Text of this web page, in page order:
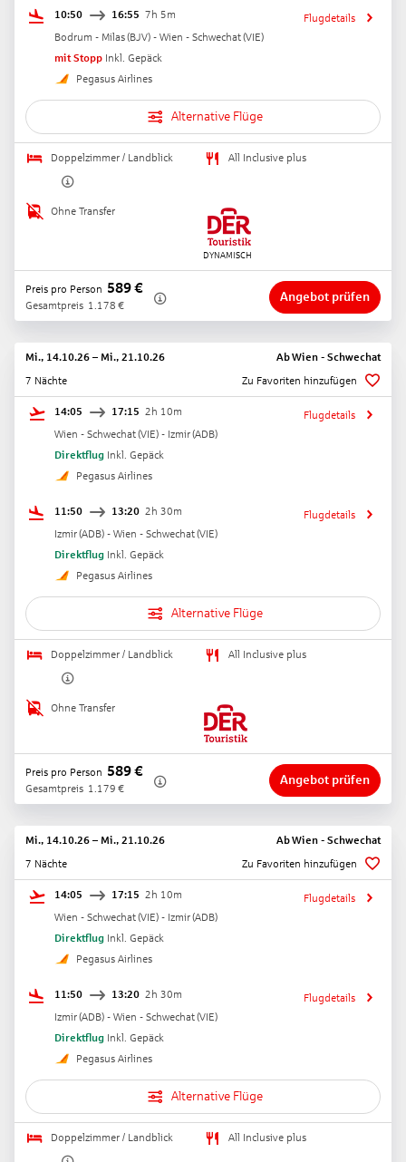
10:50 16:55 7h 5m
Bodrum - Milas(BJV) - Wien - Schwechat(VIE)
mit Stopp Inkl. Gepäck
Pegasus Airlines
Flugdetails
Alternative Flüge
Doppelzimmer / Landblick All Inclusive plus
Ohne Transfer
Preis pro Person 589€
Gesamtpreis 1.178 €
Angebot prüfen
Mi., 14.10.26 – Mi., 21.10.26 AbWien - Schwechat
7 Nächte
Zu Favoriten hinzufügen
14:05 17:15 2h 10m
Wien - Schwechat(VIE) - Izmir(ADB)
Direktflug Inkl. Gepäck
Pegasus Airlines
Flugdetails
11:50 13:20 2h 30m
Izmir(ADB) - Wien - Schwechat(VIE)
Direktflug Inkl. Gepäck
Pegasus Airlines
Flugdetails
Alternative Flüge
Doppelzimmer / Landblick All Inclusive plus
Ohne Transfer
Preis pro Person 589€
Gesamtpreis 1.179 €
Angebot prüfen
Mi., 14.10.26 – Mi., 21.10.26 AbWien - Schwechat
7 Nächte
Zu Favoriten hinzufügen
14:05 17:15 2h 10m
Wien - Schwechat(VIE) - Izmir(ADB)
Direktflug Inkl. Gepäck
Pegasus Airlines
Flugdetails
11:50 13:20 2h 30m
Izmir(ADB) - Wien - Schwechat(VIE)
Direktflug Inkl. Gepäck
Pegasus Airlines
Flugdetails
Alternative Flüge
Doppelzimmer / Landblick All Inclusive plus